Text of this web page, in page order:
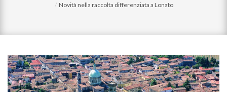
Novità nella raccolta differenziata a Lonato